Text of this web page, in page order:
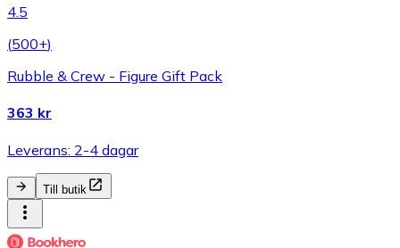
4.5
(500+)
Rubble & Crew - Figure Gift Pack
363 kr
Leverans: 2-4 dagar
Till butik